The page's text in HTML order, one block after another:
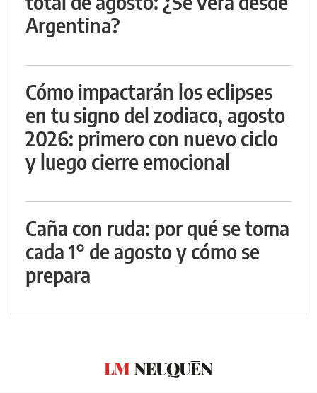
Argentina?
Cómo impactarán los eclipses
en tu signo del zodiaco, agosto
2026: primero con nuevo ciclo
y luego cierre emocional
Caña con ruda: por qué se toma
cada 1° de agosto y cómo se
prepara